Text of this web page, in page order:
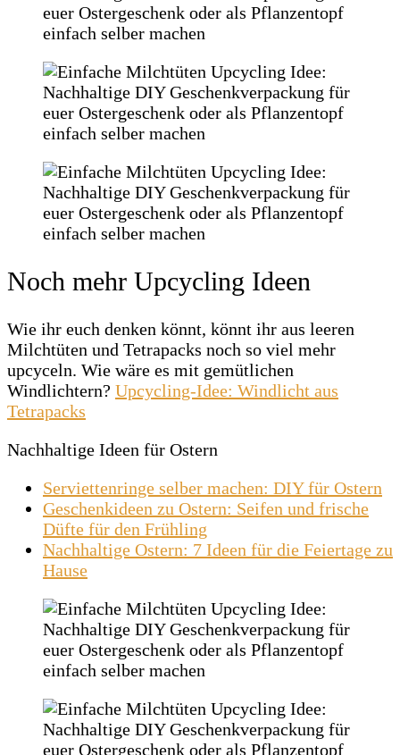
Noch mehr Upcycling Ideen
Wie ihr euch denken könnt, könnt ihr aus leeren
Milchtüten und Tetrapacks noch so viel mehr
upcyceln. Wie wäre es mit gemütlichen
Windlichtern? Upcycling-Idee: Windlicht aus
Tetrapacks
Nachhaltige Ideen für Ostern
Serviettenringe selber machen: DIY für Ostern
Geschenkideen zu Ostern: Seifen und frische
Düfte für den Frühling
Nachhaltige Ostern: 7 Ideen für die Feiertage zu
Hause